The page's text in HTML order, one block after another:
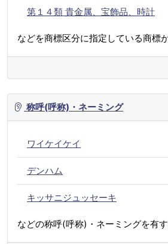
第１４類 貴金属、宝飾品、時計
などを商標区分に指定している商標
称呼(呼称)・ネーミング
ワイケイケイ
デンハム
キッサニジュッセーキ
などの称呼(呼称)・ネーミングを有す